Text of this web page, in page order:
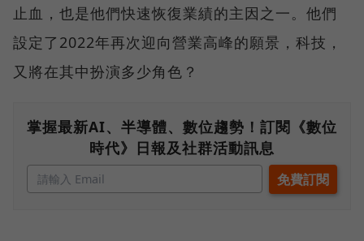
止血，也是他們快速恢復業績的主因之一。他們
設定了2022年再次迎向營業高峰的願景，科技，
又將在其中扮演多少角色？
掌握最新AI、半導體、數位趨勢！訂閱《數位
時代》日報及社群活動訊息